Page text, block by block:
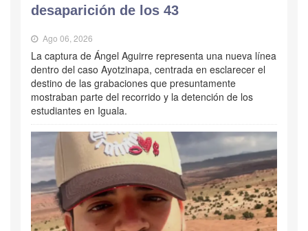
desaparición de los 43
Ago 06, 2026
La captura de Ángel Aguirre representa una nueva línea
dentro del caso Ayotzinapa, centrada en esclarecer el
destino de las grabaciones que presuntamente
mostraban parte del recorrido y la detención de los
estudiantes en Iguala.